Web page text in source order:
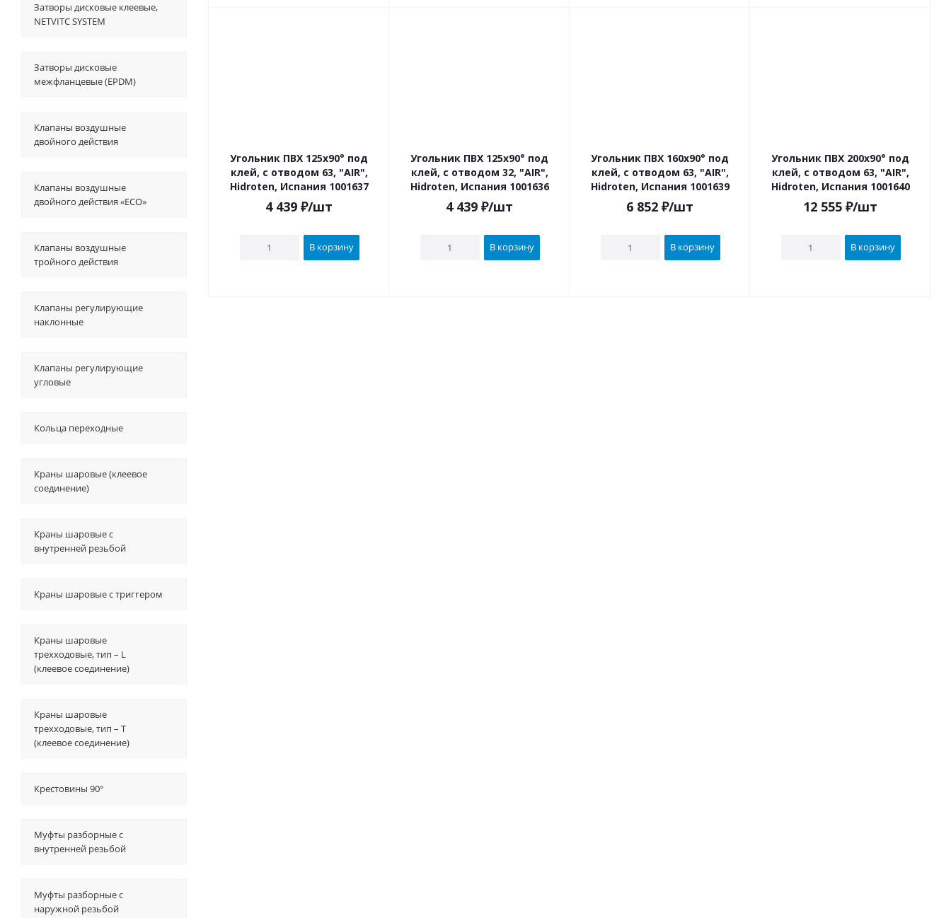
Угольник ПВХ 125х90° под
клей, с отводом 63, "AIR",
Hidroten, Испания 1001637
4 439 ₽/шт
В корзину
Угольник ПВХ 125х90° под
клей, с отводом 32, "AIR",
Hidroten, Испания 1001636
4 439 ₽/шт
В корзину
Угольник ПВХ 160х90° под
клей, с отводом 63, "AIR",
Hidroten, Испания 1001639
6 852 ₽/шт
В корзину
Угольник ПВХ 200х90° под
клей, с отводом 63, "AIR",
Hidroten, Испания 1001640
12 555 ₽/шт
В корзину
Затворы дисковые клеевые,
NETVITC SYSTEM
Затворы дисковые
межфланцевые (EPDM)
Клапаны воздушные
двойного действия
Клапаны воздушные
двойного действия «ECO»
Клапаны воздушные
тройного действия
Клапаны регулирующие
наклонные
Клапаны регулирующие
угловые
Кольца переходные
Краны шаровые (клеевое
соединение)
Краны шаровые с
внутренней резьбой
Краны шаровые с триггером
Краны шаровые
трехходовые, тип – L
(клеевое соединение)
Краны шаровые
трехходовые, тип – T
(клеевое соединение)
Крестовины 90°
Муфты разборные с
внутренней резьбой
Муфты разборные с
наружной резьбой